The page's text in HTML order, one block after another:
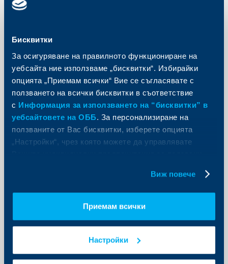
Бисквитки
За осигуряване на правилното функциониране на
уебсайта ние използваме „бисквитки“. Избирайки
опцията „Приемам всички“ Вие се съгласявате с
ползването на всички бисквитки в съответствие
с Информация за използването на “бисквитки” в
уебсайтовете на ОББ. За персонализиране на
ползваните от Вас бисквитки, изберете опцията
„Настройки“, чрез която можете да управлявате
Виж повече
Приемам всички
Настройки
Банковият сектор в ЦИЕ 2016:
10%
09 юни 2016
Така наречената „нова нормалност“ - с по-стриктни
капиталови изисквания, висока степен на
регулационна намеса, продължаваща среда на
изключително ниски лихви, случваща се на фона на
все още нестабилни икономики в Русия и Украйна,
тежи на банковия сектор в Централна и Източна
Европа (ЦИЕ).
Още
KBC Груп
продава употребявани автомобили
02 юни 2016